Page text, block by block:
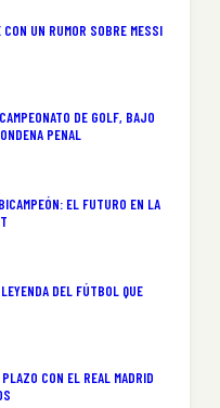
UN RUMOR SOBRE MESSI
DE GOLF, BAJO
PENAL
EL FUTURO EN LA
DEL FÚTBOL QUE
CON EL REAL MADRID